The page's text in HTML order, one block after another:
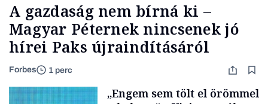
A gazdaság nem bírná ki –
Magyar Péternek nincsenek jó
hírei Paks újraindításáról
Forbes 1 perc
„Engem sem tölt el örömmel